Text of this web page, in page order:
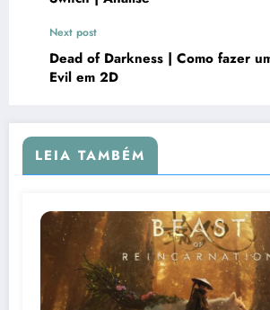
Next post
Dead of Darkness | Como fazer
Evil em 2D
LEIA TAMBÉM